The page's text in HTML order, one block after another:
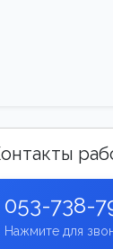
053-738-
Нажмите для